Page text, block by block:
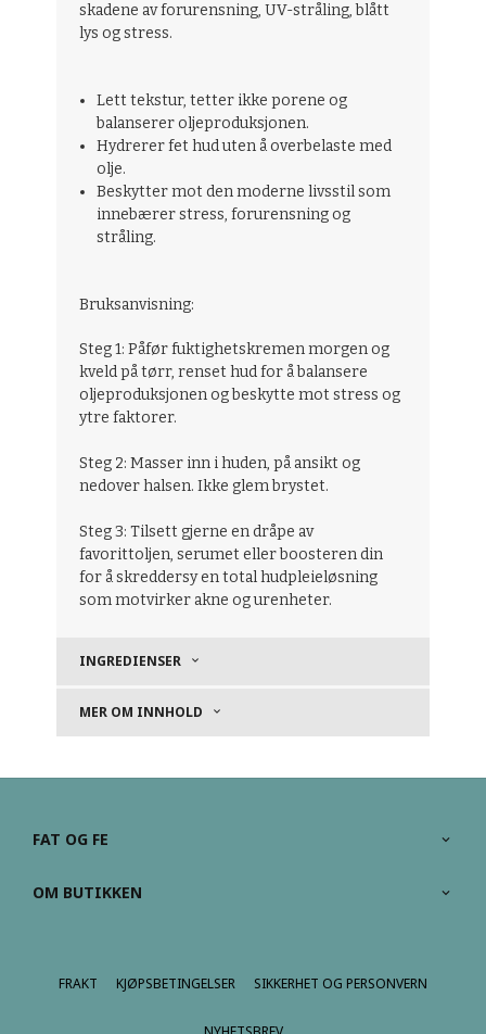
skadene av forurensning, UV-stråling, blått
lys og stress.
Lett tekstur, tetter ikke porene og
balanserer oljeproduksjonen.
Hydrerer fet hud uten å overbelaste med
olje.
Beskytter mot den moderne livsstil som
innebærer stress, forurensning og
stråling.
Bruksanvisning:
Steg 1:Påfør fuktighetskremen morgen og
kveld på tørr, renset hud for å balansere
oljeproduksjonen og beskytte mot stress og
ytre faktorer.
Steg 2: Masser inn i huden, på ansikt og
nedover halsen. Ikke glem brystet.
Steg 3: Tilsett gjerne en dråpe av
favorittoljen, serumet eller boosteren din
for å skreddersy en total hudpleieløsning
som motvirker akne og urenheter.
INGREDIENSER
MER OM INNHOLD
FAT OG FE
OM BUTIKKEN
FRAKT KJØPSBETINGELSER SIKKERHET OG PERSONVERN